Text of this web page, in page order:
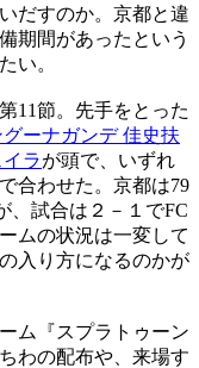
だすのか。京都と違
期間があったという
い。
11節。先手をとった
ーナガンデ 佳史扶
ラが頭で、いずれ
合わせた。京都は79
、試合は２－１でFC
ムの状況は一変して
入り方になるのかが
ム『スプラトゥーン
わの配布や、来場す